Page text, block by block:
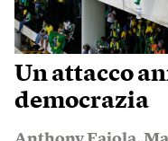
Un attacco
democrazia